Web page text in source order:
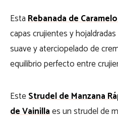
EstaRebanada de
capas crujientes y
suave y aterciopelado de
equilibrio perfecto entre
EsteStrudel de Manzana
de Vainillaes un strudel de